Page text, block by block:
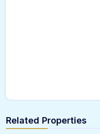
Related Properties